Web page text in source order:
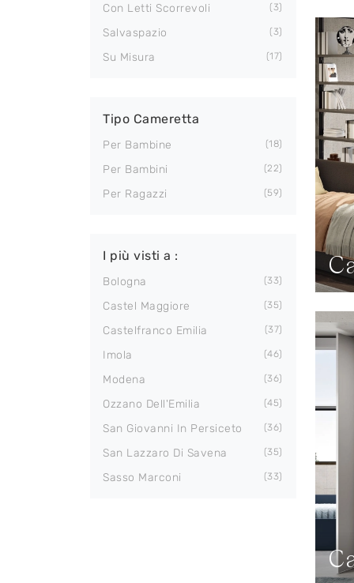
Con Letti Scorrevoli 3
Salvaspazio 3
Su Misura 17
Tipo Cameretta
Per Bambine 18
Per Bambini 22
Per Ragazzi 59
I più visti a :
Bologna 33
Castel Maggiore 35
Castelfranco Emilia 37
Imola 46
Modena 36
Ozzano Dell'Emilia 45
San Giovanni In Persiceto 36
San Lazzaro Di Savena 35
Sasso Marconi 33